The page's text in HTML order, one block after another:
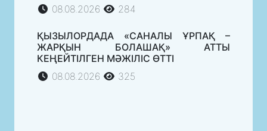
08.08.2026
284
ҚЫЗЫЛОРДАДА «САНАЛЫ ҰРПАҚ –
ЖАРҚЫН БОЛАШАҚ» АТТЫ
КЕҢЕЙТІЛГЕН МӘЖІЛІС ӨТТІ
08.08.2026
325